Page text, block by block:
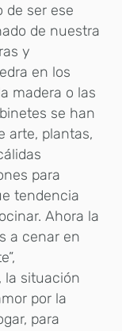
de ser ese
de nuestra
y
en los
madera o las
se han
arte, plantas,
para
tendencia
Ahora la
a cenar en
la situación
por la
para